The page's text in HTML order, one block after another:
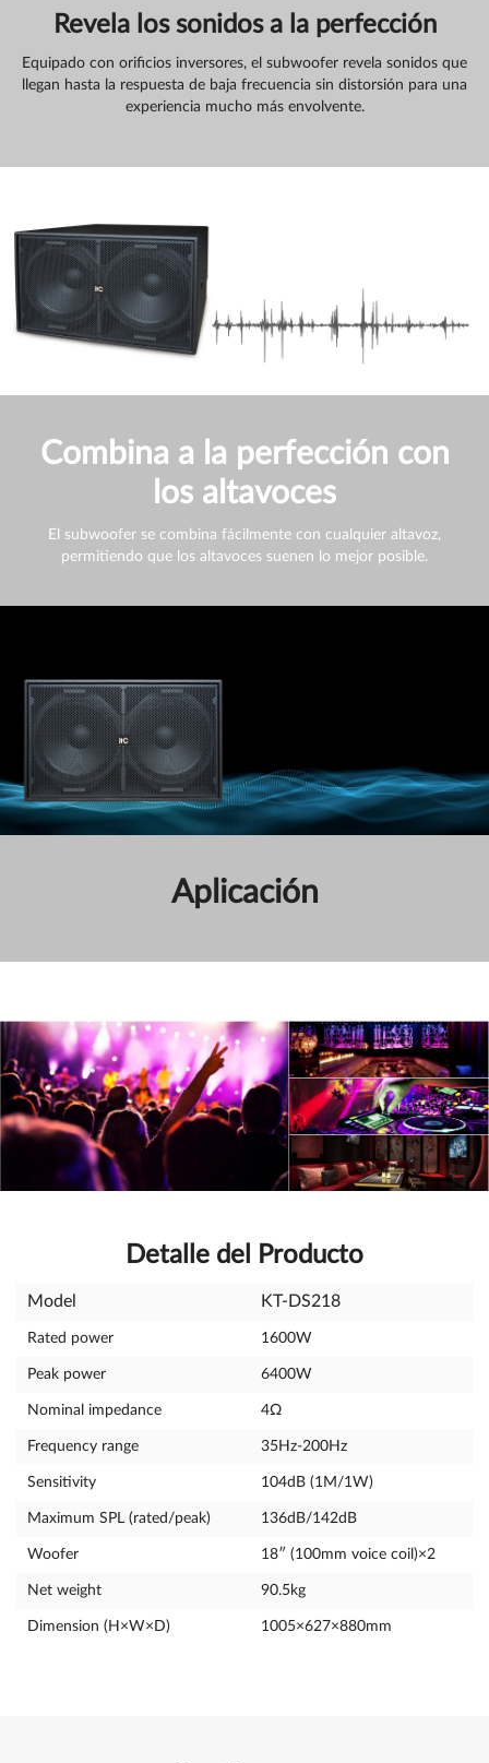
Revela los sonidos a la perfección
Equipado con orificios inversores, el subwoofer revela sonidos que
llegan hasta la respuesta de baja frecuencia sin distorsión para una
experiencia mucho más envolvente.
Combina a la perfección con
los altavoces
El subwoofer se combina fácilmente con cualquier altavoz,
permitiendo que los altavoces suenen lo mejor posible.
Aplicación
Detalle del Producto
Model KT-DS218
Rated power 1600W
Peak power 6400W
Nominal impedance 4Ω
Frequency range 35Hz-200Hz
Sensitivity 104dB (1M/1W)
Maximum SPL (rated/peak) 136dB/142dB
Woofer 18″ (100mm voice coil)×2
Net weight 90.5kg
Dimension (H×W×D) 1005×627×880mm